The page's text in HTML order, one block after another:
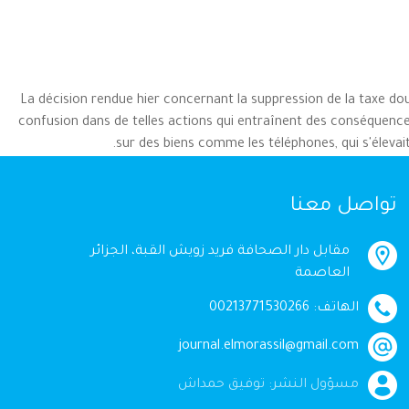
La décision rendue hier concernant la suppression de la taxe
confusion dans de telles actions qui entraînent des
sur des biens comme les téléphones, qui
تواصل معنا
مقابل دار الصحافة فريد زويش القبة، الجزائر
العاصمة
الهاتف: 00213771530266
journal.elmorassil@gmail.com
مسؤول النشر: توفيق حمداش